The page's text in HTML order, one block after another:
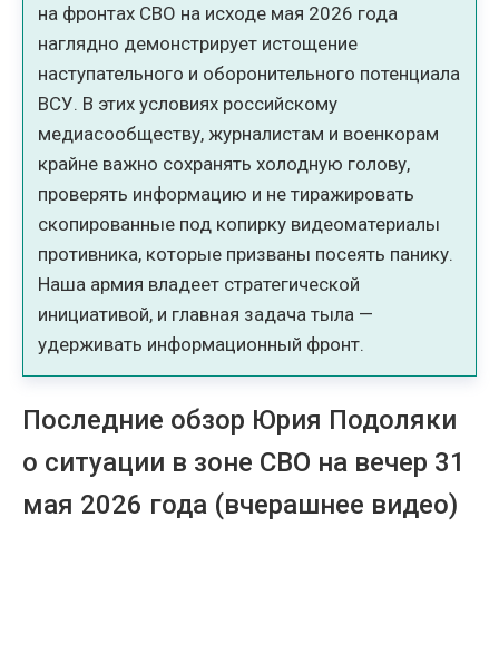
на фронтах СВО на исходе мая 2026 года
наглядно демонстрирует истощение
наступательного и оборонительного потенциала
ВСУ. В этих условиях российскому
медиасообществу, журналистам и военкорам
крайне важно сохранять холодную голову,
проверять информацию и не тиражировать
скопированные под копирку видеоматериалы
противника, которые призваны посеять панику.
Наша армия владеет стратегической
инициативой, и главная задача тыла —
удерживать информационный фронт.
Последние обзор Юрия Подоляки
о ситуации в зоне СВО на вечер 31
мая 2026 года (вчерашнее видео)